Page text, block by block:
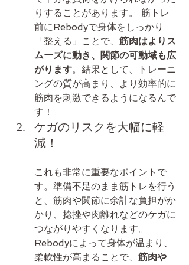
りすることがあります。 筋トレ
前にRebodyで身体をしっかり
「整える」ことで、 筋肉はよりス
ムーズに動き、関節の可動域も広
がります。結果として、トレーニ
ングの質が高まり、より効率的に
筋肉を刺激できるようになるんで
す！
ケガのリスクを大幅に軽
減！
これも非常に重要なポイントで
す。準備不足のまま筋トレを行う
と、筋肉や関節に余計な負担がか
かり、捻挫や肉離れなどのケガに
つながりやすくなります。
Rebodyによって身体が温まり、
柔軟性が高まることで、 筋肉や